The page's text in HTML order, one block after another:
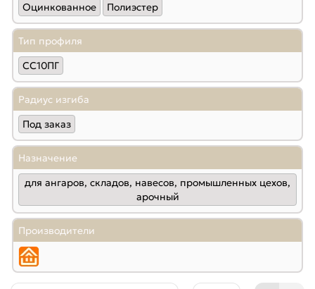
Оцинкованное
Полиэстер
Тип профиля
СС10ПГ
Радиус изгиба
Под заказ
Назначение
для ангаров, складов, навесов, промышленных цехов,
арочный
Производители